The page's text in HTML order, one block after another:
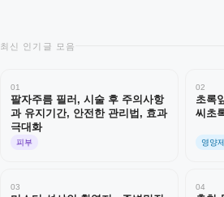
최신 인기글 모음
01
팔자주름 필러, 시술 후 주의사항
과 유지기간, 안전한 관리법, 효과
극대화
피부
02
초록
씨초
영양
03 04